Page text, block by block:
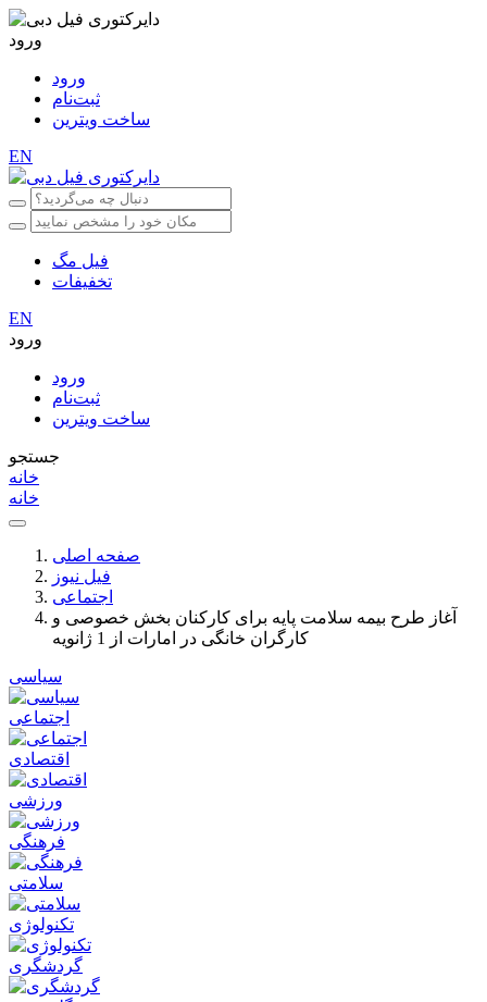
ورود
ورود
ثبت‌نام
ساخت ویترین
EN
فیل مگ
تخفیفات
EN
ورود
ورود
ثبت‌نام
ساخت ویترین
جستجو
خانه
خانه
صفحه اصلی
فیل نیوز
اجتماعی
آغاز طرح بيمه سلامت پایه برای کارکنان بخش خصوصی و
کارگران خانگی در امارات از 1 ژانویه
سیاسی
اجتماعی
اقتصادی
ورزشی
فرهنگی
سلامتی
تکنولوژی
گردشگری